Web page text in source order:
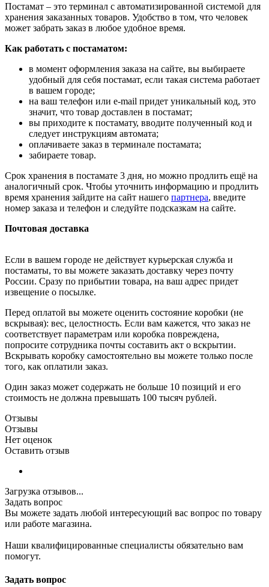
Постамат – это терминал с автоматизированной системой для
хранения заказанных товаров. Удобство в том, что человек
может забрать заказ в любое удобное время.
Как работать с постаматом:
в момент оформления заказа на сайте, вы выбираете
удобный для себя постамат, если такая система работает
в вашем городе;
на ваш телефон или e-mail придет уникальный код, это
значит, что товар доставлен в постамат;
вы приходите к постамату, вводите полученный код и
следует инструкциям автомата;
оплачиваете заказ в терминале постамата;
забираете товар.
Срок хранения в постамате 3 дня, но можно продлить ещё на
аналогичный срок. Чтобы уточнить информацию и продлить
время хранения зайдите на сайт нашего партнера, введите
номер заказа и телефон и следуйте подсказкам на сайте.
Почтовая доставка
Если в вашем городе не действует курьерская служба и
постаматы, то вы можете заказать доставку через почту
России. Сразу по прибытии товара, на ваш адрес придет
извещение о посылке.
Перед оплатой вы можете оценить состояние коробки (не
вскрывая): вес, целостность. Если вам кажется, что заказ не
соответствует параметрам или коробка повреждена,
попросите сотрудника почты составить акт о вскрытии.
Вскрывать коробку самостоятельно вы можете только после
того, как оплатили заказ.
Один заказ может содержать не больше 10 позиций и его
стоимость не должна превышать 100 тысяч рублей.
Отзывы
Отзывы
Нет оценок
Оставить отзыв
Загрузка отзывов...
Задать вопрос
Вы можете задать любой интересующий вас вопрос по товару
или работе магазина.
Наши квалифицированные специалисты обязательно вам
помогут.
Задать вопрос